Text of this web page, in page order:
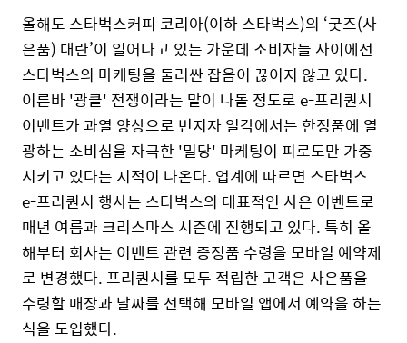
올해도 스타벅스커피 코리아(이하 스타벅스)의 ‘굿즈(사
은품) 대란’이 일어나고 있는 가운데 소비자들 사이에선
스타벅스의 마케팅을 둘러싼 잡음이 끊이지 않고 있다.
이른바 '광클' 전쟁이라는 말이 나돌 정도로 e-프리퀀시
이벤트가 과열 양상으로 번지자 일각에서는 한정품에 열
광하는 소비심을 자극한 '밀당' 마케팅이 피로도만 가중
시키고 있다는 지적이 나온다. 업계에 따르면 스타벅스
e-프리퀀시 행사는 스타벅스의 대표적인 사은 이벤트로
매년 여름과 크리스마스 시즌에 진행되고 있다.특히 올
해부터 회사는 이벤트 관련 증정품 수령을 모바일 예약제
로 변경했다. 프리퀀시를 모두 적립한 고객은 사은품을
수령할 매장과 날짜를 선택해 모바일 앱에서 예약을 하는
식을 도입했다.